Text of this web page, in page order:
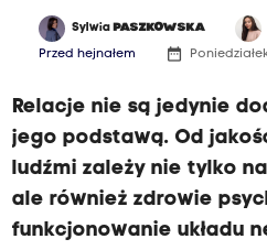
Sylwia PASZKOWSKA
Przed hejnałem date_range
Relacje nie są jedynie
jego podstawą. Od
ludźmi zależy nie tylko
ale również zdrowie
funkcjonowanie układu